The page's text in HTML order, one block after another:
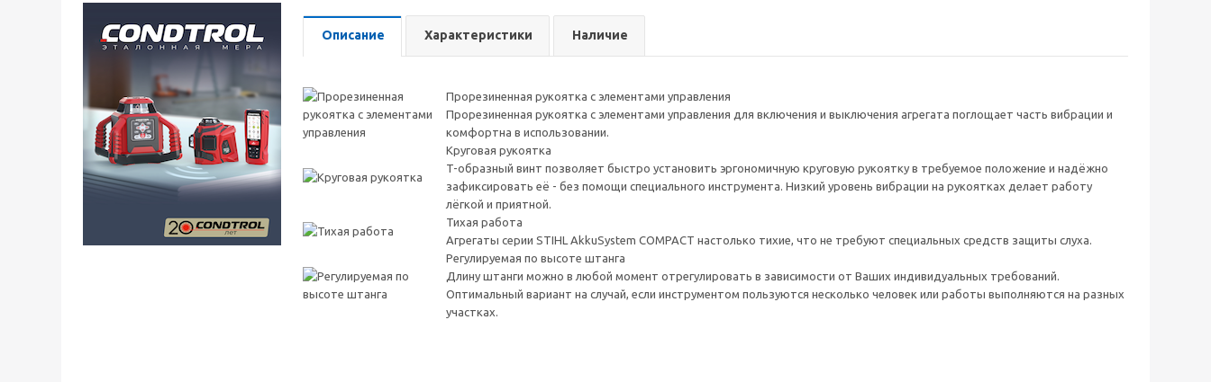
Описание Характеристики Наличие
Прорезиненная рукоятка с элементами управления
Прорезиненная рукоятка с элементами управления для включения и выключения агрегата поглощает часть вибрации и
комфортна в использовании.
Круговая рукоятка
T-образный винт позволяет быстро установить эргономичную круговую рукоятку в требуемое положение и надёжно
зафиксировать её - без помощи специального инструмента. Низкий уровень вибрации на рукоятках делает работу
лёгкой и приятной.
Тихая работа
Агрегаты серии STIHL AkkuSystem COMPACT настолько тихие, что не требуют специальных средств защиты слуха.
Регулируемая по высоте штанга
Длину штанги можно в любой момент отрегулировать в зависимости от Ваших индивидуальных требований.
Оптимальный вариант на случай, если инструментом пользуются несколько человек или работы выполняются на разных
участках.